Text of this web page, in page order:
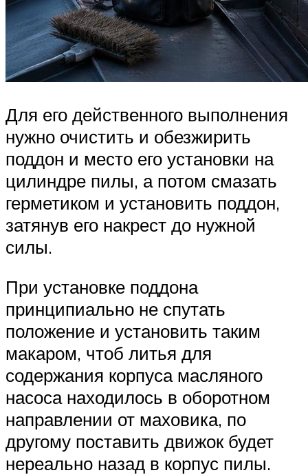
Для его действенного выполнения
нужно очистить и обезжирить
поддон и место его установки на
цилиндре пилы, а потом смазать
герметиком и установить поддон,
затянув его накрест до нужной
силы.
При установке поддона
принципиально не спутать
положение и установить таким
макаром, чтоб литья для
содержания корпуса масляного
насоса находилось в оборотном
направлении от маховика, по
другому поставить движок будет
нереально назад в корпус пилы.